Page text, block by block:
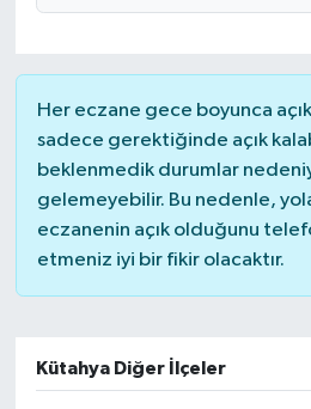
Her eczane gece boyunca
sadece gerektiğinde açık
beklenmedik durumlar
gelemeyebilir. Bu nedenle,
eczanenin açık olduğunu
etmeniz iyi bir fikir olacaktır.
Kütahya Diğer İlçeler